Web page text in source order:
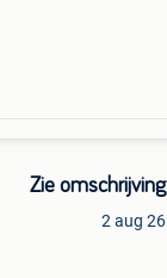
Zie omschrijving
2 aug 26